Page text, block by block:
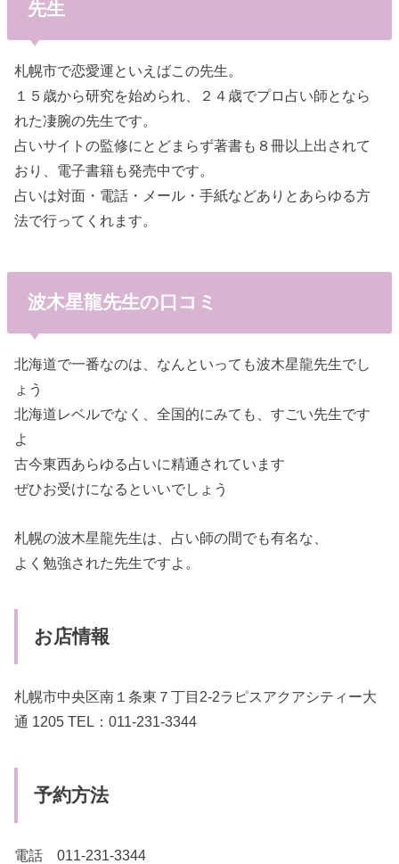
先生
札幌市で恋愛運といえばこの先生。
１５歳から研究を始められ、２４歳でプロ占い師となら
れた凄腕の先生です。
占いサイトの監修にとどまらず著書も８冊以上出されて
おり、電子書籍も発売中です。
占いは対面・電話・メール・手紙などありとあらゆる方
法で行ってくれます。
波木星龍先生の口コミ
北海道で一番なのは、なんといっても波木星龍先生でし
ょう
北海道レベルでなく、全国的にみても、すごい先生です
よ
古今東西あらゆる占いに精通されています
ぜひお受けになるといいでしょう
札幌の波木星龍先生は、占い師の間でも有名な、
よく勉強された先生ですよ。
お店情報
札幌市中央区南１条東７丁目2-2ラピスアクアシティー大
通 1205 TEL：011-231-3344
予約方法
電話 011-231-3344